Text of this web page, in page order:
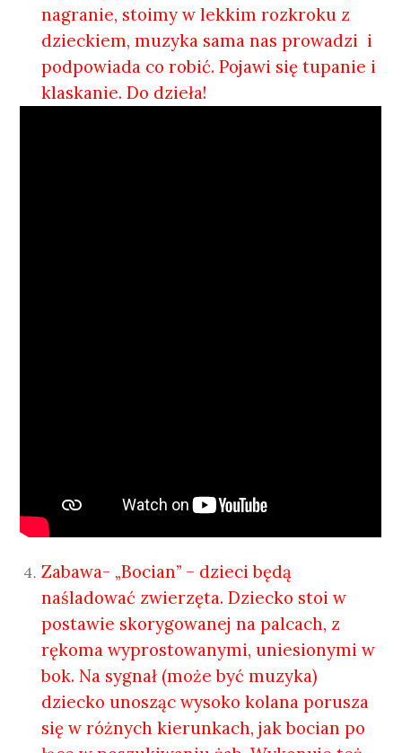
nagranie, stoimy w lekkim rozkroku z
dzieckiem, muzyka sama nas prowadzi i
podpowiada co robić. Pojawi się tupanie i
klaskanie. Do dzieła!
Zabawa- „Bocian” – dzieci będą
naśladować zwierzęta. Dziecko stoi w
postawie skorygowanej na palcach, z
rękoma wyprostowanymi, uniesionymi w
bok. Na sygnał (może być muzyka)
dziecko unosząc wysoko kolana porusza
się w różnych kierunkach, jak bocian po